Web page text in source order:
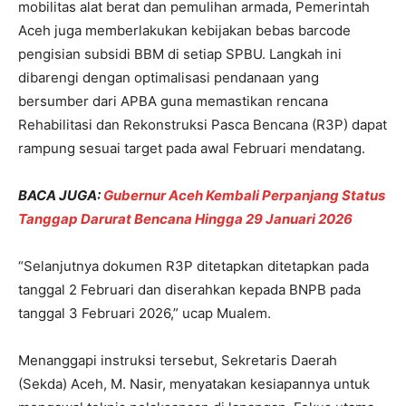
mobilitas alat berat dan pemulihan armada, Pemerintah
Aceh juga memberlakukan kebijakan bebas barcode
pengisian subsidi BBM di setiap SPBU. Langkah ini
dibarengi dengan optimalisasi pendanaan yang
bersumber dari APBA guna memastikan rencana
Rehabilitasi dan Rekonstruksi Pasca Bencana (R3P) dapat
rampung sesuai target pada awal Februari mendatang.
BACA JUGA: Gubernur Aceh Kembali Perpanjang Status
Tanggap Darurat Bencana Hingga 29 Januari 2026
“Selanjutnya dokumen R3P ditetapkan ditetapkan pada
tanggal 2 Februari dan diserahkan kepada BNPB pada
tanggal 3 Februari 2026,” ucap Mualem.
Menanggapi instruksi tersebut, Sekretaris Daerah
(Sekda) Aceh, M. Nasir, menyatakan kesiapannya untuk